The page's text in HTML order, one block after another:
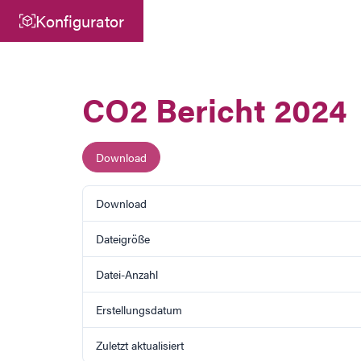
Siemensstraße 47
info@atek.de
+49 4101 7953-0
Konfigurator
CO2 Bericht 2024
Download
Download
Dateigröße
Datei-Anzahl
Erstellungsdatum
Zuletzt aktualisiert